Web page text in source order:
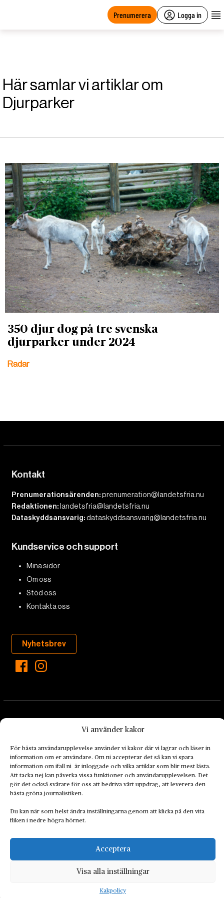
Vi använder kakor
För bästa användarupplevelse använder vi kakor där vi lagrar och läser in
information om er användare. Om ni accepterar det så kan vi spara
information om ifall ni är inloggade och vilka artiklar som blir mest lästa.
Att tacka nej kan påverka vissa funktioner och användarupplevelsen. Det
gör det också svårare för oss att bedriva vårt uppdrag, att leverera den
bästa gröna journalistiken.
Du kan när som helst ändra inställningarna genom att klicka på den vita
fliken i nedre högra hörnet.
Acceptera
Visa alla inställningar
Kakpolicy
Prenumerera Logga in
Här samlar vi artiklar om
Djurparker
350 djur dog på tre svenska
djurparker under 2024
Radar
Kontakt
Prenumerationsärenden:prenumeration@landetsfria.nu
Redaktionen: landetsfria@landetsfria.nu
Dataskyddsansvarig:dataskyddsansvarig@landetsfria.nu
Kundservice och support
Mina sidor
Om oss
Stöd oss
Kontakta oss
Nyhetsbrev
Landets Fria Tidning är en nyhetstidning med bred bevakning av
det viktigaste som händer lokalt och globalt och med fokus på
omställningsrörelsen. En omställning till ett hållbart samhälle går
både via starka och lika rättigheter för alla människor, minskade
utvecklas och frodas.
Personuppgiftsbehandling och cookies Sidkarta